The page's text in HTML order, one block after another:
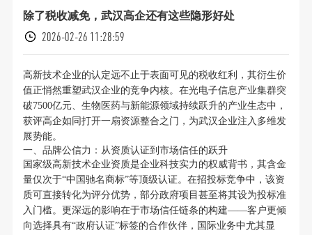
除了税收减免，武汉高企还有这些隐形好处
2026-02-26 11:28:59
高新技术企业的认定远不止于表面可见的税收红利，其衍生价
值正悄然重塑武汉企业的竞争内核。在光电子信息产业集群突
破7500亿元、生物医药与新能源领域持续跃升的产业生态中，
获评高企如同打开一扇资源整合之门，为武汉企业注入多维发
展势能。
一、品牌公信力：从资质认证到市场信任的跃升
国家级高新技术企业资质是企业科技实力的权威背书，其含金
量仅次于“中国驰名商标”等顶级认证。在招投标竞争中，该资
质可直接转化为评分优势，部分政府项目甚至将其设为投标准
入门槛。更深远的影响在于市场信任链条的构建——客户更倾
向选择具有“政府认证”标签的合作伙伴，国际业务中尤其显